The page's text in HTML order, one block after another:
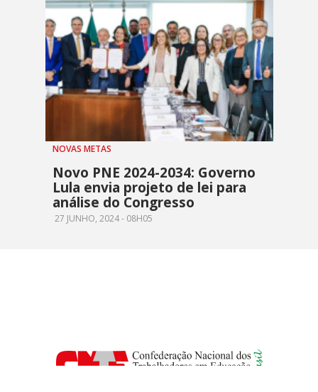
NOVAS METAS
Novo PNE 2024-2034: Governo
Lula envia projeto de lei para
análise do Congresso
27 JUNHO, 2024 - 08H05